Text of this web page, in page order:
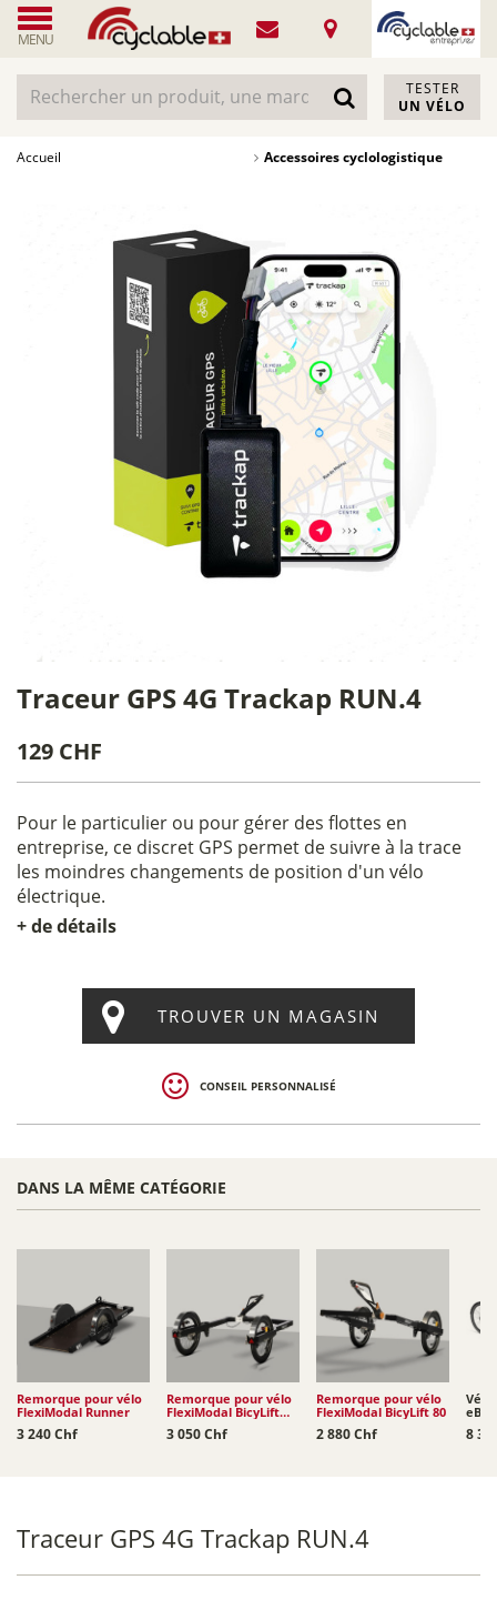
MENU
TESTER
UN VÉLO
Accueil Accessoires cyclologistique
Traceur GPS 4G Trackap RUN.4
129 CHF
Pour le particulier ou pour gérer des flottes en
entreprise, ce discret GPS permet de suivre à la trace
les moindres changements de position d'un vélo
électrique.
+ de détails
TROUVER UN MAGASIN
CONSEIL PERSONNALISÉ
DANS LA MÊME CATÉGORIE
Remorque pour vélo
FlexiModal Runner
3 240 Chf
Remorque pour vélo
FlexiModal BicyLift
100
3 050 Chf
Remorque pour vélo
FlexiModal BicyLift 80
2 880 Chf 8
Traceur GPS 4G Trackap RUN.4